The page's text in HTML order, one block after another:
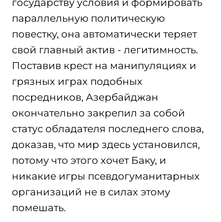
государству условия и формировать
параллельную политическую
повестку, она автоматически теряет
свой главный актив - легитимность.
Поставив крест на манипуляциях и
грязных играх подобных
посредников, Азербайджан
окончательно закрепил за собой
статус обладателя последнего слова,
доказав, что мир здесь установился,
потому что этого хочет Баку, и
никакие игры псевдогуманитарных
организаций не в силах этому
помешать.